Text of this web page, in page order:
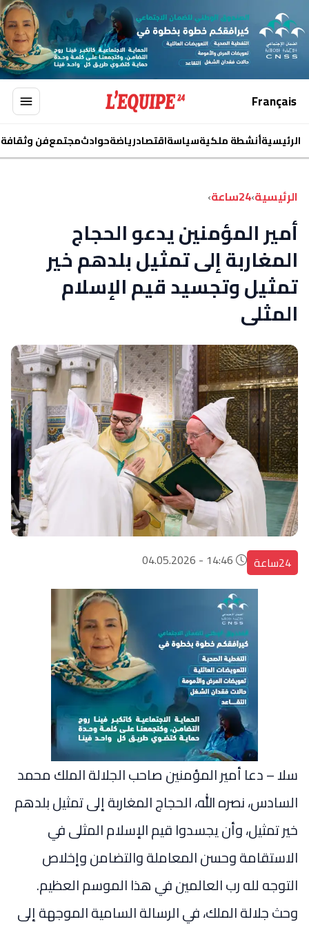
Français
الرئيسيةأنشطة ملكيةسياسةاقتصادرياضةحوادثمجتمعفن وثقافة
الرئيسية›24ساعة ›
أمير المؤمنين يدعو الحجاج
المغاربة إلى تمثيل بلدهم خير
تمثيل وتجسيد قيم الإسلام
المثلى
24ساعة
سلا – دعا أمير المؤمنين صاحب الجلالة الملك محمد
السادس، نصره الله، الحجاج المغاربة إلى تمثيل بلدهم
خير تمثيل، وأن يجسدوا قيم الإسلام المثلى في
الاستقامة وحسن المعاملة والتضامن وإخلاص
التوجه لله رب العالمين في هذا الموسم العظيم.
وحث جلالة الملك، في الرسالة السامية الموجهة إلى